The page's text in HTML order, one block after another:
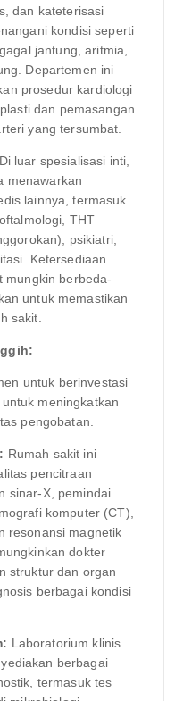
dan kateterisasi
kondisi seperti
jantung, aritmia,
Departemen ini
prosedur kardiologi
dan pemasangan
yang tersumbat.
Di luar spesialisasi inti,
menawarkan
lainnya, termasuk
THT
psikiatri,
Ketersediaan
mungkin berbeda-
untuk memastikan
sakit.
untuk berinvestasi
meningkatkan
pengobatan.
Rumah sakit ini
pencitraan
sinar-X, pemindai
komputer (CT),
resonansi magnetik
dokter
struktur dan organ
berbagai kondisi
Laboratorium klinis
berbagai
termasuk tes